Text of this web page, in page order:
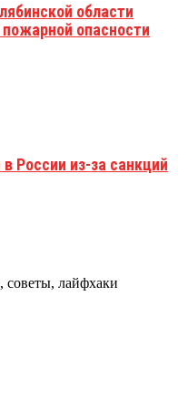
области
опасности
России из-за санкций
лайфхаки